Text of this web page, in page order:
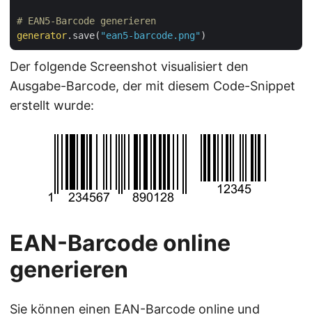
# EAN5-Barcode generieren
generator.save( "ean5-barcode.png"
Der folgende Screenshot visualisiert den
Ausgabe-Barcode, der mit diesem Code-Snippet
erstellt wurde:
EAN-Barcode online
generieren
Sie können einen EAN-Barcode online und